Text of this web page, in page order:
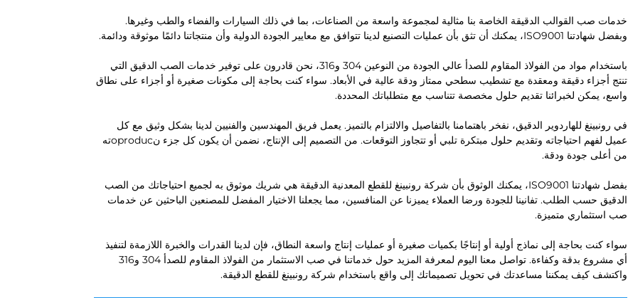
خدمات صب القوالب الدقيقة الخاصة بنا مثالية لمجموعة واسعة من الصناعات، بما في ذلك السيارات والفضاء والطب وغيرها.
وبفضل شهادتنا ISO9001، يمكنك أن تثق بأن عمليات التصنيع لدينا تتوافق مع معايير الجودة الدولية وأن منتجاتنا دائمًا موثوقة ودائمة.
باستخدام مواد من الفولاذ المقاوم للصدأ عالي الجودة من النوعين 304 و316، نحن قادرون على توفير خدمات الصب الدقيق التي
تنتج أجزاء دقيقة ومعقدة مع تشطيب سطحي ممتاز ودقة عالية في الأبعاد. سواء كنت بحاجة إلى مكونات صغيرة أو أجزاء على نطاق
واسع، يمكن لخبرائنا تقديم حلول مخصصة تتناسب مع متطلباتك المحددة.
في رونبينغ للهاردوير الدقيق، نفخر باهتمامنا بالتفاصيل والالتزام بالتميز. يعمل فريق المهندسين والفنيين لدينا بشكل وثيق مع كل
عميل لفهم احتياجاته وتقديم حلول مبتكرة تلبي أو تتجاوز التوقعات. من التصميم إلى الإنتاج، نضمن أن يكون كل جزء نoproducته
من أعلى جودة ودقة.
بفضل شهادتنا ISO9001، يمكنك الوثوق بأن شركة رونبينغ للقطع المعدنية الدقيقة هي شريك موثوق به لجميع احتياجاتك من الصب
الدقيق حسب الطلب. تفانينا للجودة ورضا العملاء يميزنا عن المنافسين، مما يجعلنا الاختيار المفضل للمصنعين الباحثين عن خدمات
صب استثماري متميزة.
سواء كنت بحاجة إلى نماذج أولية أو إنتاجًا بكميات صغيرة أو عمليات إنتاج واسعة النطاق، فإن لدينا القدرات والخبرة اللازمةة لتنفيذ
أي مشروع بدقة وكفاءة. تواصل معنا اليوم لمعرفة المزيد حول خدماتنا في صب الاستثمار من الفولاذ المقاوم للصدأ 304 و316
واكتشف كيف يمكننا مساعدتك في تحويل تصميماتك إلى واقع باستخدام شركة رونبينغ للقطع الدقيقة.